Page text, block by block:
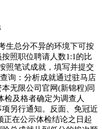
总分不异的环境下可按
照职位聘请人数1:1的比
照笔试成就，填写并提交
询：分析成就通过驻马店
无限公司官网(新锦程)同
检及格者确定为调查人
另行通知。反面、免冠近
正在公示体检结论之日起